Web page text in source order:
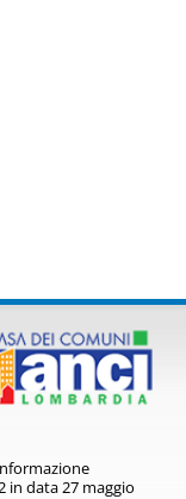
in data 27 maggio